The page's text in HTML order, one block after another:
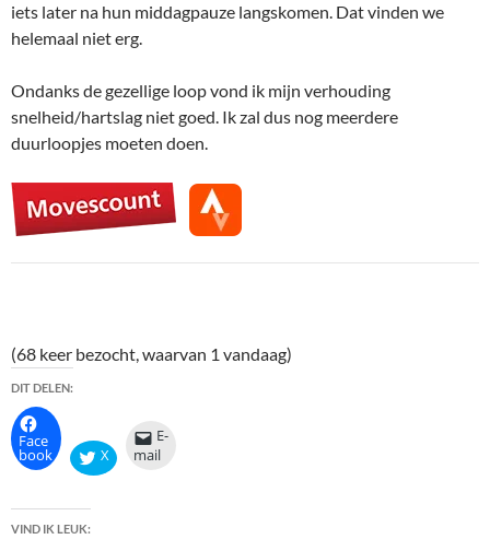
iets later na hun middagpauze langskomen. Dat vinden we
helemaal niet erg.
Ondanks de gezellige loop vond ik mijn verhouding
snelheid/hartslag niet goed. Ik zal dus nog meerdere
duurloopjes moeten doen.
(68 keer bezocht, waarvan 1 vandaag)
DIT DELEN:
Face
book X
E-
mail
VIND IK LEUK: